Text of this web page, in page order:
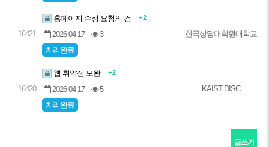
16421
홈페이지 수정 요청의 건 + 2
2026-04-17
3
처리완료
한국상담대학원대학교
16420
웹 취약점 보완 + 2
2026-04-17
5
처리완료
KAIST DISC
글쓰기